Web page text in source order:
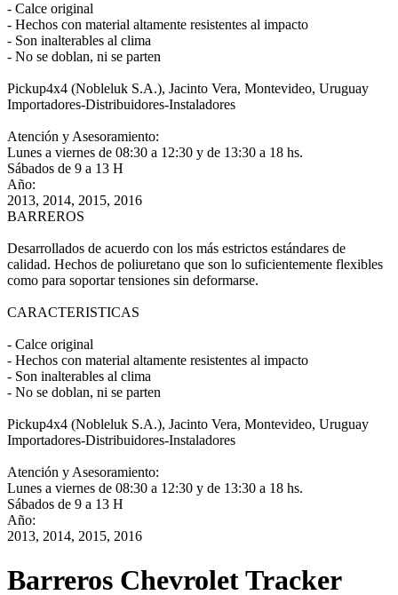
- Calce original
- Hechos con material altamente resistentes al impacto
- Son inalterables al clima
- No se doblan, ni se parten
Pickup4x4 (Nobleluk S.A.), Jacinto Vera, Montevideo, Uruguay
Importadores-Distribuidores-Instaladores
Atención y Asesoramiento:
Lunes a viernes de 08:30 a 12:30 y de 13:30 a 18 hs.
Sábados de 9 a 13 H
Año:
2013, 2014, 2015, 2016
BARREROS
Desarrollados de acuerdo con los más estrictos estándares de
calidad. Hechos de poliuretano que son lo suficientemente flexibles
como para soportar tensiones sin deformarse.
CARACTERISTICAS
- Calce original
- Hechos con material altamente resistentes al impacto
- Son inalterables al clima
- No se doblan, ni se parten
Pickup4x4 (Nobleluk S.A.), Jacinto Vera, Montevideo, Uruguay
Importadores-Distribuidores-Instaladores
Atención y Asesoramiento:
Lunes a viernes de 08:30 a 12:30 y de 13:30 a 18 hs.
Sábados de 9 a 13 H
Año:
2013, 2014, 2015, 2016
Barreros Chevrolet Tracker